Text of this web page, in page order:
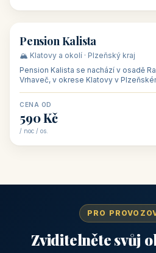
🏡 penzion
Pension Kalista
🏔️ Klatovy a okolí · Plzeňský kraj
Pension Kalista se nachází v osadě
Vrhaveč, v okrese Klatovy v
CENA OD
590 Kč
/ noc / os.
PRO
Zviditelněte svůj